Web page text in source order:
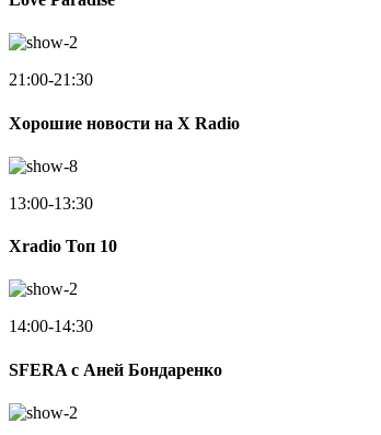
21:00-21:30
Хорошие новости на X Radio
13:00-13:30
Xradio Топ 10
14:00-14:30
SFERA с Аней Бондаренко